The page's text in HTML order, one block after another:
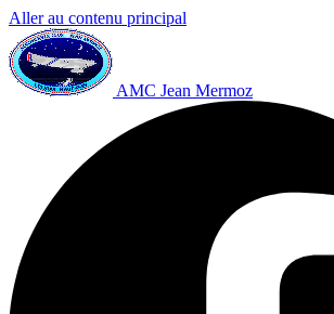
Aller au contenu principal
AMC Jean Mermoz